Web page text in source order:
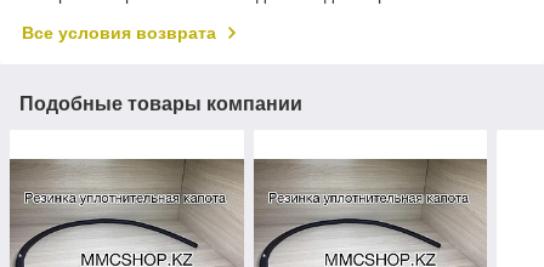
Все условия возврата
Подобные товары компании